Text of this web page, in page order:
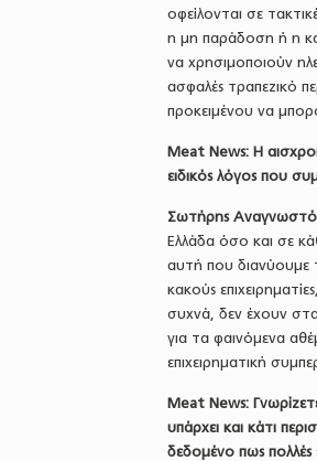
οφείλονται σε
η μη παράδοση ή η
να χρησιμοποιούν
ασφαλές τραπεζικό
προκειμένου να
Meat News: Η
ειδικός λόγος που
Σωτήρης
Ελλάδα όσο και σε
αυτή που διανύουμε
κακούς
συχνά, δεν έχουν
για τα φαινόμενα
επιχειρηματική
Meat News:
υπάρχει και κάτι
δεδομένο πως πολλές